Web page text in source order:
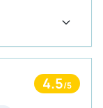
4.5/5